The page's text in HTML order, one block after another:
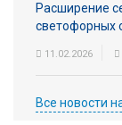
Расширение
светофорных
11.02.2026
Все новости